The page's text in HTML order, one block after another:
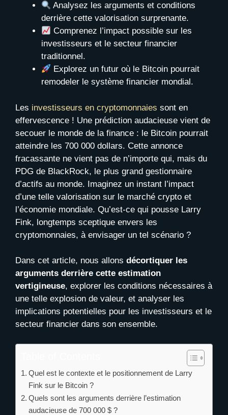
Analysez les arguments et conditions
derrière cette valorisation surprenante.
Comprenez l’impact possible sur les
investisseurs et le secteur financier
traditionnel.
Explorez un futur où le Bitcoin pourrait
remodeler le système financier mondial.
Les investisseurs en cryptomonnaies sont en
effervescence ! Une prédiction audacieuse vient de
secouer le monde de la finance : le Bitcoin pourrait
atteindre les 700 000 dollars. Cette annonce
fracassante ne vient pas de n’importe qui, mais du
PDG de BlackRock, le plus grand gestionnaire
d’actifs au monde. Imaginez un instant l’impact
d’une telle valorisation sur le marché crypto et
l’économie mondiale. Qu’est-ce qui pousse Larry
Fink, longtemps sceptique envers les
cryptomonnaies, à envisager un tel scénario ?
Dans cet article, nous allons décortiquer les
arguments derrière cette estimation
vertigineuse, explorer les conditions nécessaires à
une telle explosion de valeur, et analyser les
implications potentielles pour les investisseurs et le
secteur financier dans son ensemble.
Quel est le contexte et le positionnement de Larry
Fink sur le Bitcoin ?
Quels sont les arguments derrière l’estimation
audacieuse de 700 000 $ ?